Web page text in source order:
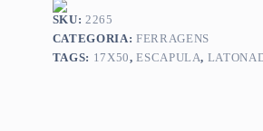
SKU:2265
CATEGORIA: FERRAGENS
TAGS: 17X50,ESCAPULA,